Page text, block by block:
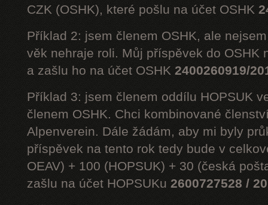
CZK (OSHK), které pošlu na účet OSHK
Příklad 2: jsem členem OSHK, ale
věk nehraje roli. Můj příspěvek do OSHK
a zašlu ho na účet OSHK 2400260919/
Příklad 3: jsem členem oddílu HOPSUK
členem OSHK. Chci kombinované
Alpenverein. Dále žádám, aby mi byly
příspěvek na tento rok tedy bude v
OEAV) + 100 (HOPSUK) + 30 (česká
zašlu na účet HOPSUKu 2600727528 /